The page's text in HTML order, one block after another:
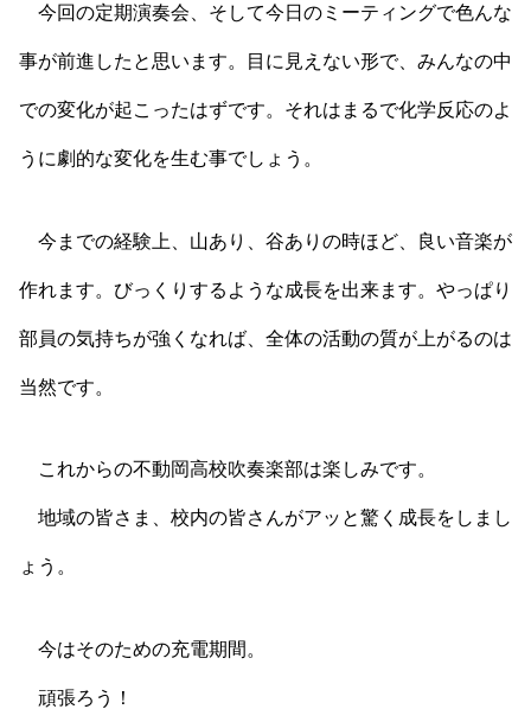
今回の定期演奏会、そして今日のミーティングで色んな
事が前進したと思います。目に見えない形で、みんなの中
での変化が起こったはずです。それはまるで化学反応のよ
うに劇的な変化を生む事でしょう。
今までの経験上、山あり、谷ありの時ほど、良い音楽が
作れます。びっくりするような成長を出来ます。やっぱり
部員の気持ちが強くなれば、全体の活動の質が上がるのは
当然です。
これからの不動岡高校吹奏楽部は楽しみです。
地域の皆さま、校内の皆さんがアッと驚く成長をしまし
ょう。
今はそのための充電期間。
頑張ろう！